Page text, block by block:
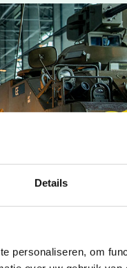
Details
personaliseren, om